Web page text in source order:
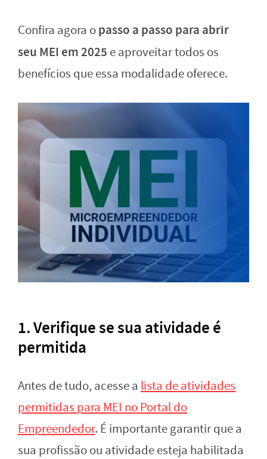
Confira agora opasso a passo para abrir
seu MEI em 2025 e aproveitar todos os
benefícios que essa modalidade oferece.
1.Verifique se sua atividade é
permitida
Antes de tudo, acesse a lista de atividades
permitidas para MEI no Portal do
Empreendedor. É importante garantir que a
sua profissão ou atividade esteja habilitada